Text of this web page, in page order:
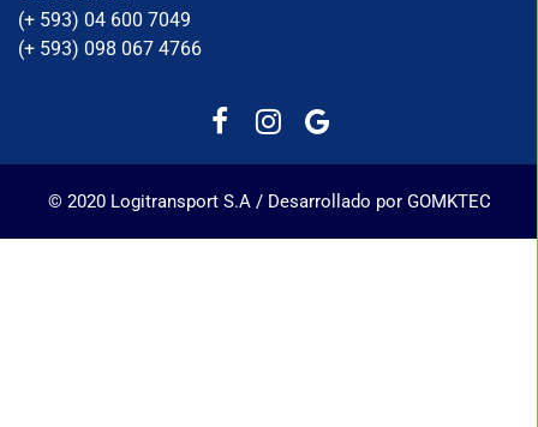
(+ 593) 04 600 7049
(+ 593) 098 067 4766
© 2020 Logitransport S.A / Desarrollado por GOMKTEC